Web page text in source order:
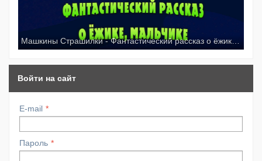
Машкины Страшилки - Фантастический рассказ о ёжике, мальчике и зелёных гуманоидах (14 серия)
Войти на сайт
E-mail
Пароль